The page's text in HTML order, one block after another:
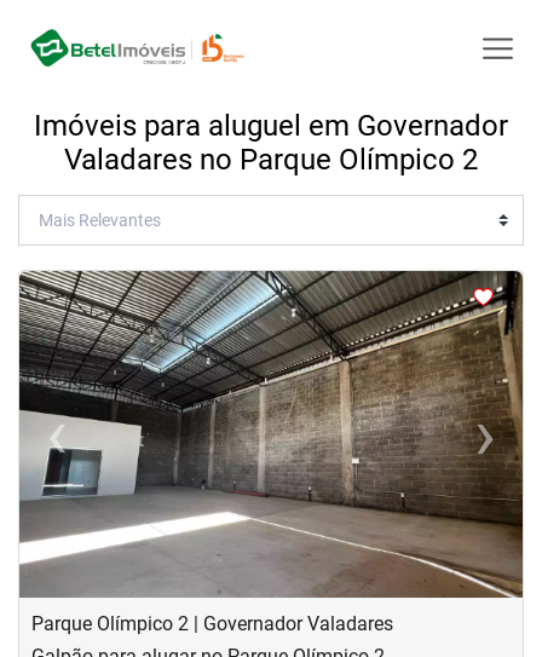
Imóveis para aluguel em Governador
Valadares no Parque Olímpico 2
<<<<
‹Previous ›Next
Parque Olímpico 2 | Governador Valadares